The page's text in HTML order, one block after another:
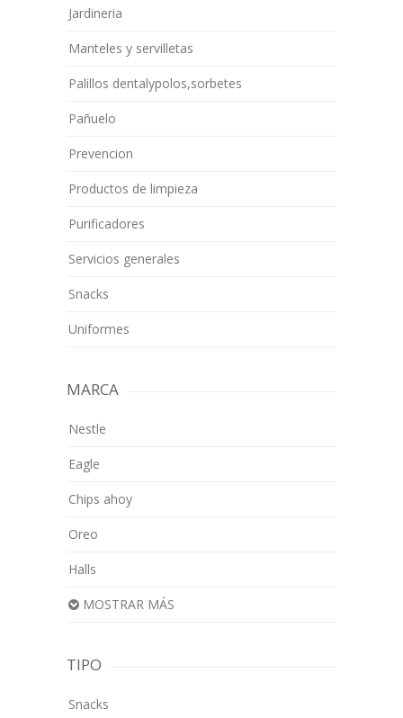
Jardineria
Manteles y servilletas
Palillos dentalypolos,sorbetes
Pañuelo
Prevencion
Productos de limpieza
Purificadores
Servicios generales
Snacks
Uniformes
MARCA
Nestle
Eagle
Chips ahoy
Oreo
Halls
MOSTRAR MÁS
TIPO
Snacks